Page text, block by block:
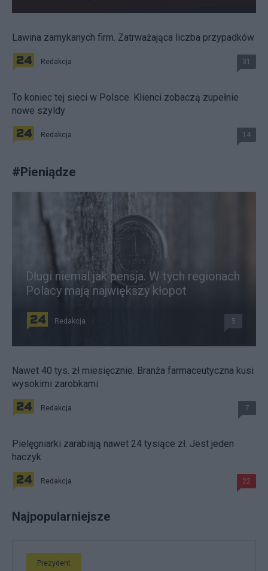
Lawina zamykanych firm. Zatrważająca liczba przypadków
Redakcja 31
To koniec tej sieci w Polsce. Klienci zobaczą zupełnie
nowe szyldy
Redakcja 14
#Pieniądze
Długi niemal jak pensja. W tych regionach
Polacy mają największy kłopot
Redakcja 5
Nawet 40 tys. zł miesięcznie. Branża farmaceutyczna kusi
wysokimi zarobkami
Redakcja 7
Pielęgniarki zarabiają nawet 24 tysiące zł. Jest jeden
haczyk
Redakcja 22
Najpopularniejsze
Prezydent